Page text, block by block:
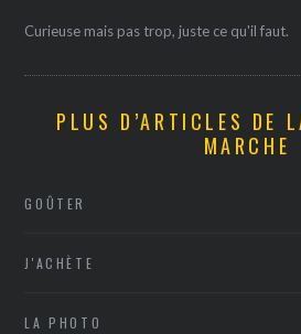
Curieuse mais pas trop, juste ce qu'il faut.
PLUS D’ARTICLES DE
MARCHE
GOÛTER
J'ACHÈTE
LA PHOTO